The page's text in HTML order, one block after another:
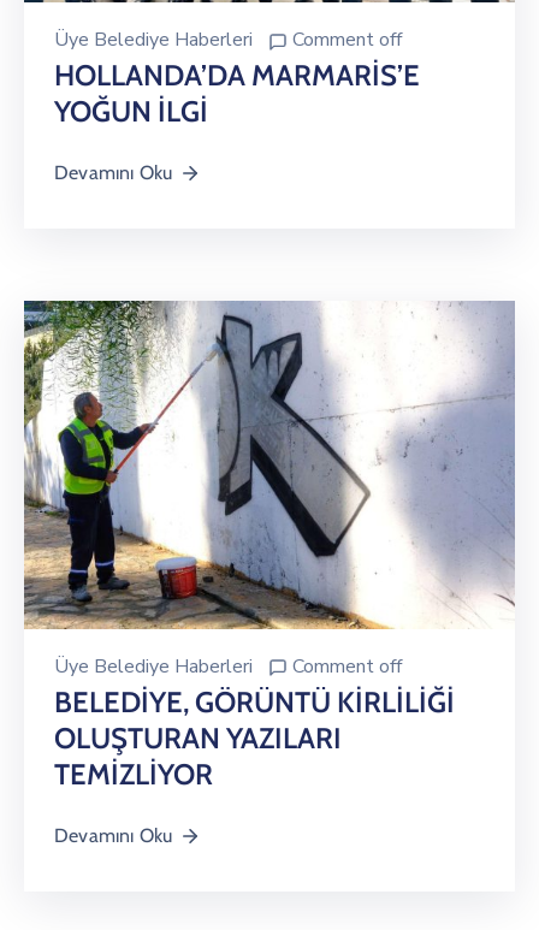
Üye Belediye Haberleri Comment off
HOLLANDA’DA MARMARİS’E
YOĞUN İLGİ
Devamını Oku
Üye Belediye Haberleri Comment off
BELEDİYE, GÖRÜNTÜ KİRLİLİĞİ
OLUŞTURAN YAZILARI
TEMİZLİYOR
Devamını Oku